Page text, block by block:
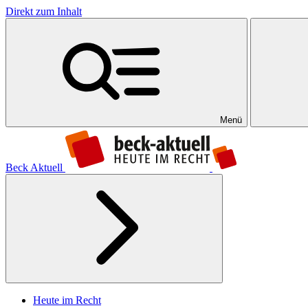
Direkt zum Inhalt
Menü
Beck Aktuell
Heute im Recht